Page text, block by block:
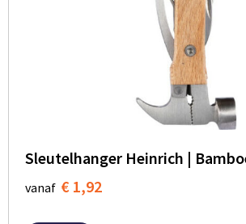
Sleutelhanger Heinrich |
vanaf € 1,92